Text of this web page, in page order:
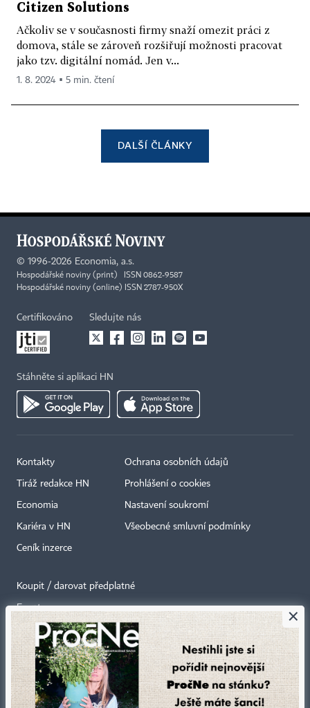
Citizen Solutions
Ačkoliv se v současnosti firmy snaží omezit práci z
domova, stále se zároveň rozšiřují možnosti pracovat
jako tzv. digitální nomád. Jen v...
1. 8. 2024 ▪ 5 min. čtení
DALŠÍ ČLÁNKY
© 1996-2026 Economia, a.s.
Hospodářské noviny (print) ISSN 0862-9587
Hospodářské noviny (online) ISSN 2787-950X
Certifikováno Sledujte nás
Stáhněte si aplikaci HN
Kontakty
Tiráž redakce HN
Economia
Kariéra v HN
Ceník inzerce
Ochrana osobních údajů
Prohlášení o cookies
Nastavení soukromí
Všeobecné smluvní podmínky
Koupit / darovat předplatné
Eventy
Newslettery
RSS kanály
Autorská práva vykonává vydavatel. Bez písemného svolení vydavatele je
×